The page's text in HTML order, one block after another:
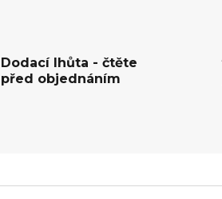
Dodací lhůta - čtěte
před objednáním